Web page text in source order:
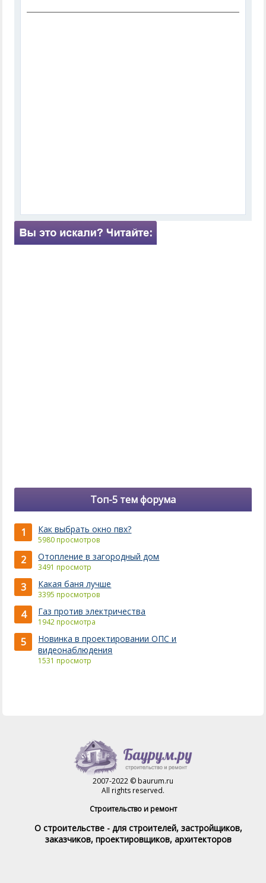
Топ-5 тем форума
1 Как выбрать окно пвх?
5980 просмотров
2 Отопление в загородный дом
3491 просмотр
3 Какая баня лучше
3395 просмотров
4 Газ против электричества
1942 просмотра
5
Новинка в проектировании ОПС и
видеонаблюдения
1531 просмотр
2007-2022 © baurum.ru
All rights reserved.
Строительство и ремонт
О строительстве - для строителей, застройщиков,
заказчиков, проектировщиков, архитекторов